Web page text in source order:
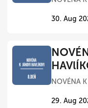
30. Aug
NOVÉNA
29. Aug